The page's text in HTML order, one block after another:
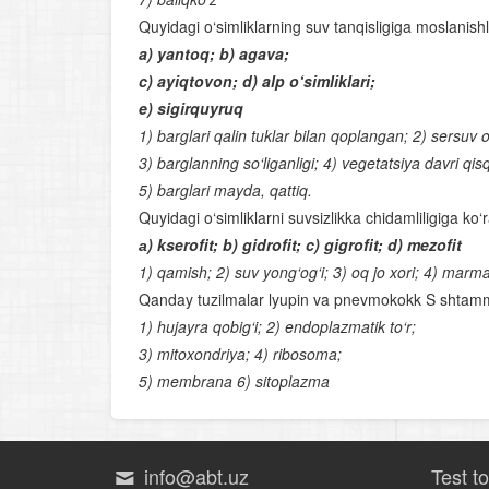
Quyidagi o‘simliklarning suv tanqisligiga
a) yantoq; b) agava;
c) ayiqtovon; d) alp o‘simliklari;
e) sigirquyruq
1) barglari qalin tuklar bilan qoplangan; 2) sersuv
3) barglanning so‘liganligi; 4) vegetatsiya davri
5) barglari mayda, qattiq.
Quyidagi o‘simliklarni suvsizlikka chidamliligiga
а) kserofit; b) gidrofit; c) gigrofit; d) mezofit
1) qamish; 2) suv yong‘og‘i; 3) oq jo xori; 4)
Qanday tuzilmalar lyupin va pnevmokokk S
1) hujayra qobig‘i; 2) endoplazmatik to‘r;
3) mitoxondriya; 4) ribosoma;
5) membrana 6) sitoplazma
info@abt.uz Test